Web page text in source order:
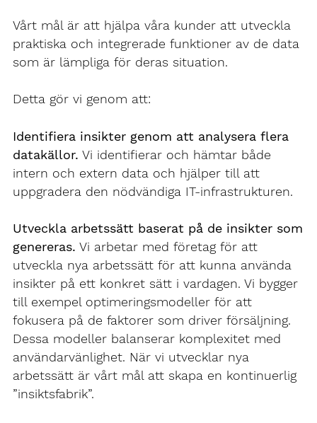
Vårt mål är att hjälpa våra kunder att utveckla
praktiska och integrerade funktioner av de data
som är lämpliga för deras situation.
Detta gör vi genom att:
Identifiera insikter genom att analysera flera
datakällor. Vi identifierar och hämtar både
intern och extern data och hjälper till att
uppgradera den nödvändiga IT-infrastrukturen.
Utveckla arbetssätt baserat på de insikter som
genereras. Vi arbetar med företag för att
utveckla nya arbetssätt för att kunna använda
insikter på ett konkret sätt i vardagen. Vi bygger
till exempel optimeringsmodeller för att
fokusera på de faktorer som driver försäljning.
Dessa modeller balanserar komplexitet med
användarvänlighet. När vi utvecklar nya
arbetssätt är vårt mål att skapa en kontinuerlig
”insiktsfabrik”.